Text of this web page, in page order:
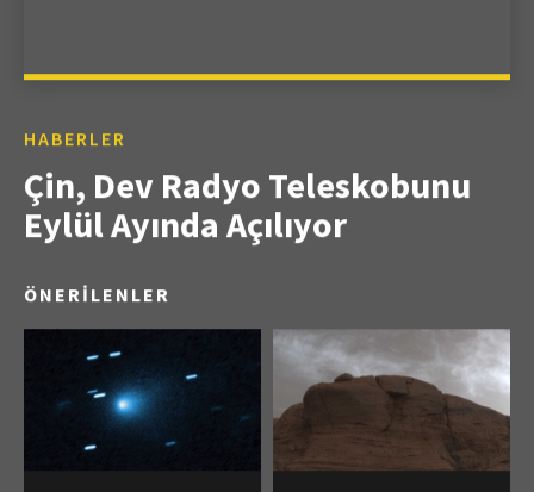
HABERLER
Çin, Dev Radyo Teleskobunu
Eylül Ayında Açılıyor
ÖNERİLENLER